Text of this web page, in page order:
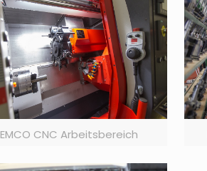
EMCO CNC Arbeitsbereich